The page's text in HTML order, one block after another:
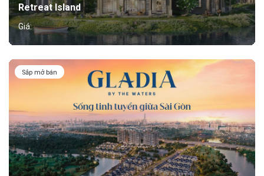
Retreat Island
Giá:
Sắp mở bán